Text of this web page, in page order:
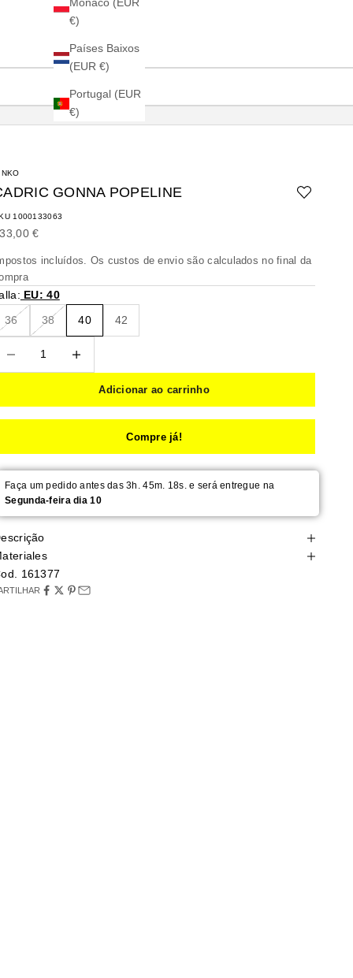
€)
Países Baixos
(EUR €)
Portugal (EUR
€)
GONNA POPELINE
1000133063
promocional
€
incluídos. Os custos de enviosão calculados no final da
EU: 40
36 38 40 42
Adicionar ao carrinho
Compre já!
Faça um pedido antes das 3h. 45m. 17s. e será entregue na
Segunda-feira dia 10
161377